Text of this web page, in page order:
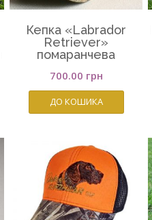
Кепка «Labrador
Retriever»
помаранчева
700.00 грн
ДО КОШИКА